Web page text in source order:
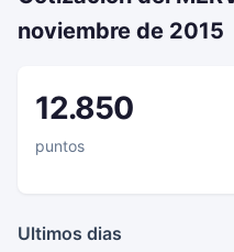
noviembre de 2015
12.850
puntos
Ultimos dias